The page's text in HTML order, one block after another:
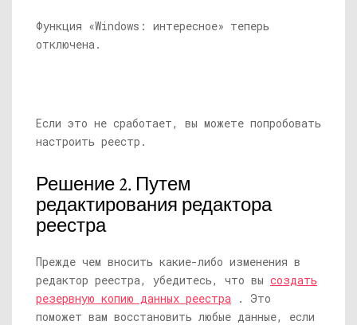
Функция «Windows: интересное» теперь
отключена.
Если это не сработает, вы можете попробовать
настроить реестр.
Решение 2. Путем
редактирования редактора
реестра
Прежде чем вносить какие-либо изменения в
редактор реестра, убедитесь, что вы создать
резервную копию данных реестра . Это
поможет вам восстановить любые данные, если